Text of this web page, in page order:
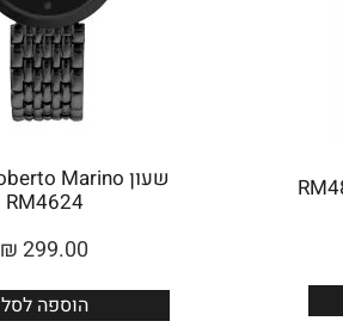
RM4624
299.00
₪
הוספה לסל